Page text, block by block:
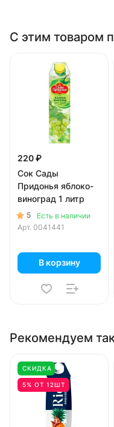
С этим товаром
220 ₽
Сок Сады
Придонья яблоко-
виноград 1 литр
5
Есть в наличии
Арт. 0041441
В корзину
Рекомендуем
СКИДКА
5% ОТ 12ШТ